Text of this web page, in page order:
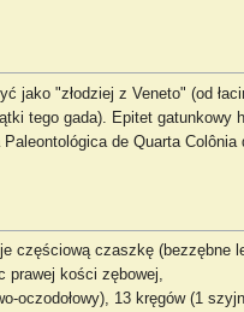
jako "złodziej z Veneto" (od
tego gada). Epitet gatunkowy
de Quarta
częściową czaszkę (bezzębne
prawej kości zębowej,
oczodołowy), 13 kręgów (1